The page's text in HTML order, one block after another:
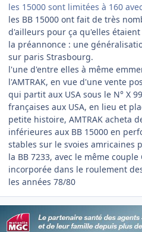
les 15000 sont limitées à 160
les BB 15000 ont fait de très
d'ailleurs pour ça qu'elles
la préannonce : une
sur paris Strasbourg.
l'une d'entre elles à même
l'AMTRAK, en vue d'une vente
qui partit aux USA sous le N° X
françaises aux USA, en lieu et
petite histoire, AMTRAK acheta
inférieures aux BB 15000 en
stables sur le svoies amricaines
la BB 7233, avec le même
incorporée dans le roulement
les années 78/80